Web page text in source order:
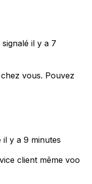
signalé il y a 7
vous. Pouvez
il y a 9 minutes
client même voo